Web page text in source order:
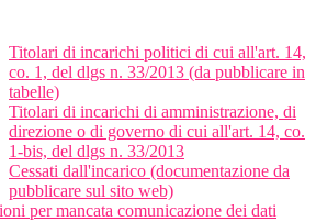
Titolari di incarichi politici di cui all'art. 14,
co. 1, del dlgs n. 33/2013 (da pubblicare in
tabelle)
Titolari di incarichi di amministrazione, di
direzione o di governo di cui all'art. 14, co.
1-bis, del dlgs n. 33/2013
Cessati dall'incarico (documentazione da
pubblicare sul sito web)
per mancata comunicazione dei dati